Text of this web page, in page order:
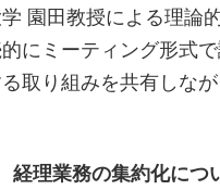
園田教授による理論
にミーティング形式
取り組みを共有しな
経理業務の集約化に